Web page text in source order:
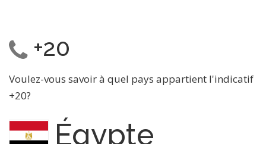
+20
Voulez-vous savoir à quel pays appartient l'indicatif
+20?
Égypte